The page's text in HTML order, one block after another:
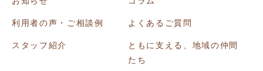
利用者の声・ご相談例 よくあるご質問
スタッフ紹介
ともに支える、地域の仲間
たち